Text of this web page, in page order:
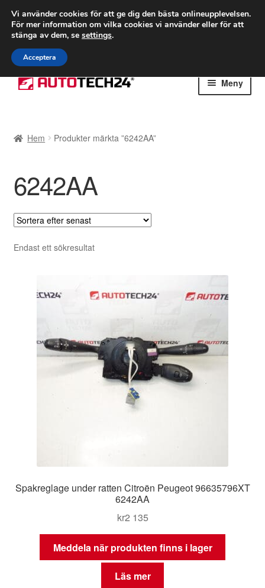
FRAKT från 75 kr
Världsomspännande frakt
Ring 766 924 713
Hoppa
till
Hoppa
till
Meny
Betalningar
Integritetspolicy
Klagomål
Kolla upp
Reklamationsprocedur
Villkor
Hem Produkter märkta ”6242AA”
6242AA
Endast ett sökresultat
Spakreglage under ratten Citroën Peugeot 96635796XT
6242AA
kr2 135
Meddela när produkten finns i lager
Läs mer
Vi använder cookies för att ge dig den bästa onlineupplevelsen.
För mer information om vilka cookies vi använder eller för att
stänga av dem, se settings.
Acceptera